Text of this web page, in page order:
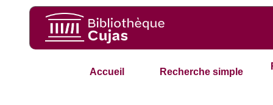
Accueil Recherche simple